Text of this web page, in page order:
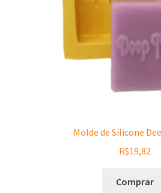
Molde de Silicone
R$19,82
Comprar